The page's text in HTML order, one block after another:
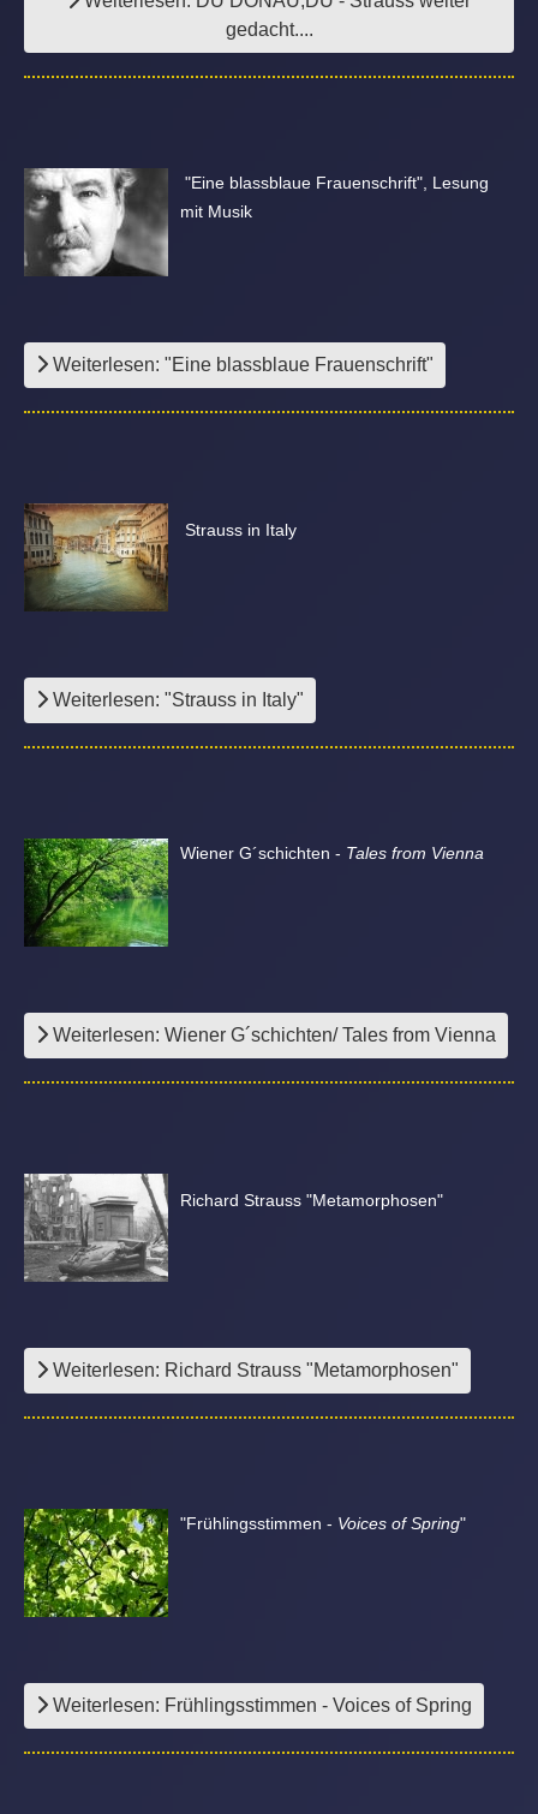
gedacht....
"Eine blassblaue Frauenschrift", Lesung
mit Musik
Weiterlesen: "Eine blassblaue Frauenschrift"
Strauss in Italy
Weiterlesen: "Strauss in Italy"
Wiener G´schichten - Tales from Vienna
Weiterlesen: Wiener G´schichten/ Tales from Vienna
Richard Strauss "Metamorphosen"
Weiterlesen: Richard Strauss "Metamorphosen"
"Frühlingsstimmen - Voices of Spring"
Weiterlesen: Frühlingsstimmen - Voices of Spring